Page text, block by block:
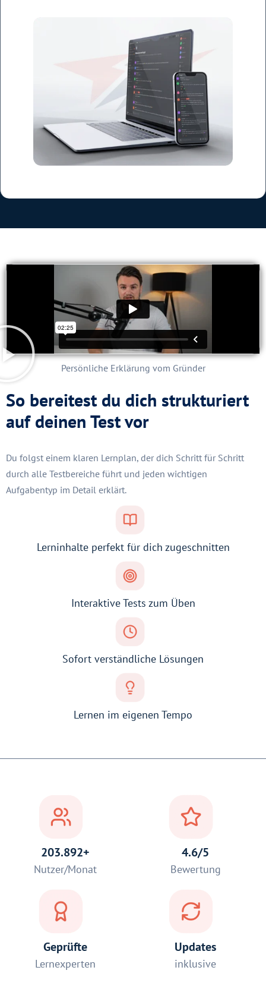
Persönliche Erklärung vom Gründer
So bereitest du dich strukturiert
auf deinen Test vor
Du folgst einem klaren Lernplan, der dich Schritt für Schritt
durch alle Testbereiche führt und jeden wichtigen
Aufgabentyp im Detail erklärt.
Lerninhalte perfekt für dich zugeschnitten
Interaktive Tests zum Üben
Sofort verständliche Lösungen
Lernen im eigenen Tempo
203.892+
Nutzer/Monat
4.6/5
Bewertung
Geprüfte
Lernexperten
Updates
inklusive